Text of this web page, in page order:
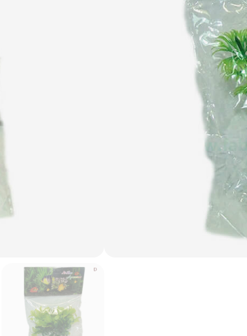
Adaugă în coș
200 lei
40 lei.